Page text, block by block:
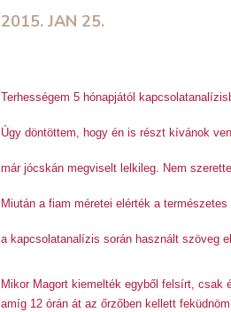
2015. JAN 25.
Terhességem 5 hónapjától
Úgy döntöttem, hogy én is részt kívánok
már jócskán megviselt lelkileg. Nem
Miután a fiam méretei elérték a
a kapcsolatanalízis során használt szöveg
Mikor Magort kiemelték egyből felsírt, csak
amíg 12 órán át az őrzőben kellett